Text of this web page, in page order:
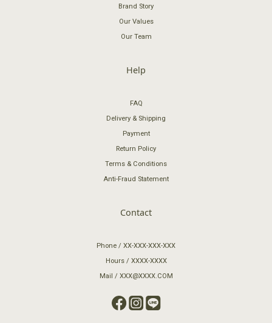
Brand Story
Our Values
Our Team
Help
FAQ
Delivery & Shipping
Payment
Return Policy
Terms & Conditions
Anti-Fraud Statement
Contact
Phone / XX-XXX-XXX-XXX
Hours / XXXX-XXXX
Mail / XXX@XXXX.COM